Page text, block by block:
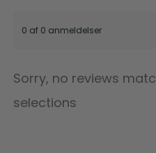
0 af 0 anmeldelser
Sorry, no reviews
selections